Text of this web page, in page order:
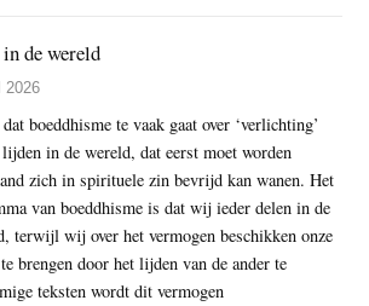
de wereld
2026
boeddhisme te vaak gaat over ‘verlichting’
in de wereld, dat eerst moet worden
zich in spirituele zin bevrijd kan wanen. Het
van boeddhisme is dat wij ieder delen in de
terwijl wij over het vermogen beschikken onze
brengen door het lijden van de ander te
teksten wordt dit vermogen